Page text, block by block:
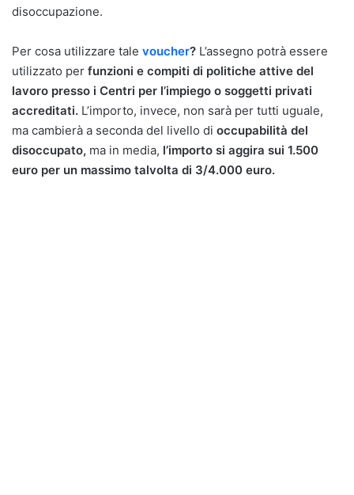
disoccupazione.
Per cosa utilizzare tale voucher? L’assegno potrà essere
utilizzato per funzioni e compiti di politiche attive del
lavoro presso i Centri per l’impiego o soggetti privati
accreditati. L’importo, invece, non sarà per tutti uguale,
ma cambierà a seconda del livello di occupabilità del
disoccupato, ma in media, l’importo si aggira sui 1.500
euro per un massimo talvolta di 3/4.000 euro.